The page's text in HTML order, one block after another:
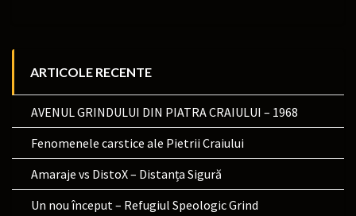
ARTICOLE RECENTE
AVENUL GRINDULUI DIN PIATRA CRAIULUI – 1968
Fenomenele carstice ale Pietrii Craiului
Amaraje vs DistoX – Distanța Sigură
Un nou început – Refugiul Speologic Grind